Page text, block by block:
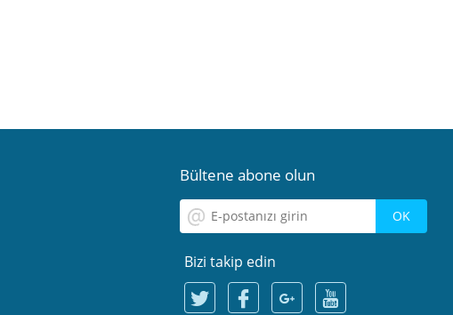
Bültene abone olun
Bizi takip edin